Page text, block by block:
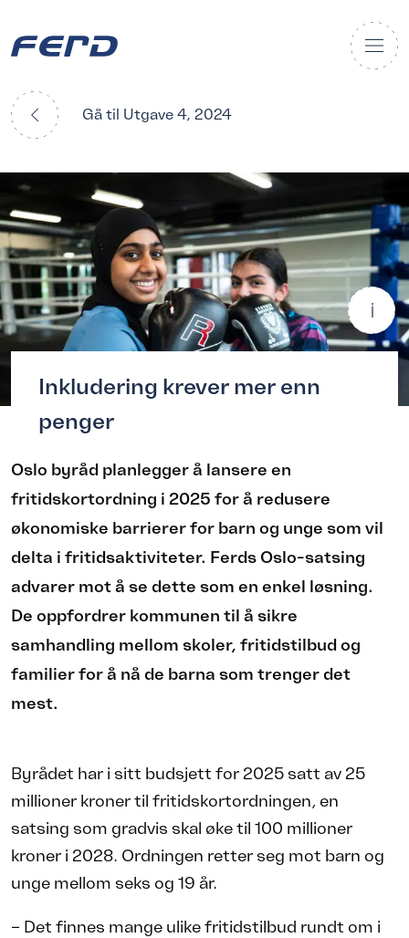
Gå til Utgave 4, 2024
Inkludering krever mer enn
penger
Oslo byråd planlegger å lansere en
fritidskortordning i 2025 for å redusere
økonomiske barrierer for barn og unge som vil
delta i fritidsaktiviteter. Ferds Oslo-satsing
advarer mot å se dette som en enkel løsning.
De oppfordrer kommunen til å sikre
samhandling mellom skoler, fritidstilbud og
familier for å nå de barna som trenger det
mest.
Byrådet har i sitt budsjett for 2025 satt av 25
millioner kroner til fritidskortordningen, en
satsing som gradvis skal øke til 100 millioner
kroner i 2028. Ordningen retter seg mot barn og
unge mellom seks og 19 år.
– Det finnes mange ulike fritidstilbud rundt om i